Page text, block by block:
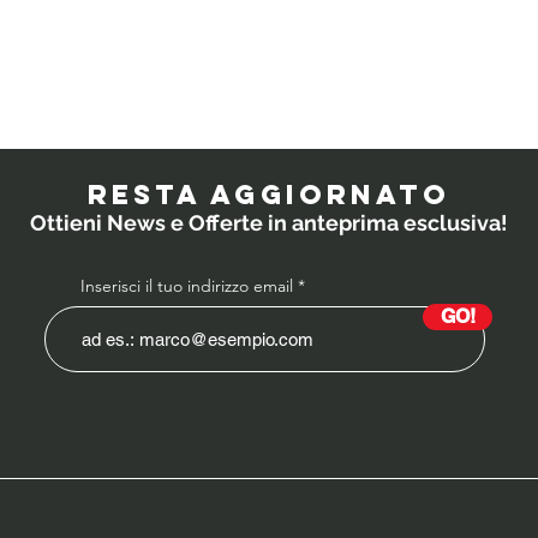
probiotici
medici ai
bambini?
RESTA AGGIORNATO
Ottieni News e Offerte in anteprima esclusiva!
Inserisci il tuo indirizzo email
GO!